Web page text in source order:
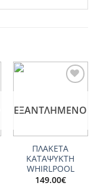
ΕΞΑΝΤΛΗΜΈΝΟ
ΠΛΑΚΕΤΑ
ΚΑΤΑΨΥΚΤΗ
WHIRLPOOL
149.00€